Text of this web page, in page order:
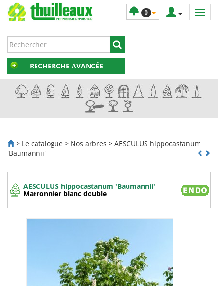
0
RECHERCHE AVANCÉE
> Le catalogue > Nos arbres > AESCULUS hippocastanum
'Baumannii'
AESCULUS hippocastanum 'Baumannii'
Marronnier blanc double